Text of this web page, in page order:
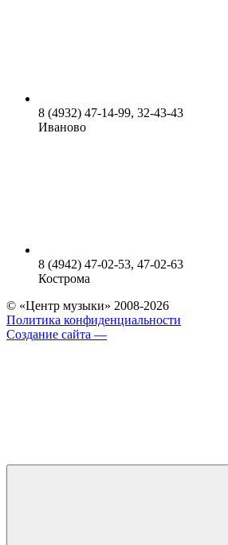
8 (4932) 47-14-99, 32-43-43
Иваново
8 (4942) 47-02-53, 47-02-63
Кострома
© «Центр музыки» 2008-2026
Политика конфиденциальности
Создание сайта —